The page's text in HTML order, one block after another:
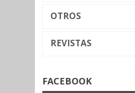
OTROS
REVISTAS
FACEBOOK